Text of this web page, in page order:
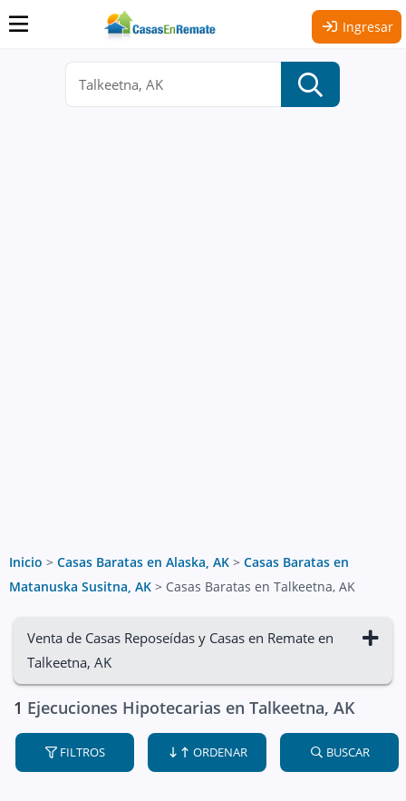
Ingresar
Inicio > Casas Baratas en Alaska, AK > Casas Baratas en
Matanuska Susitna, AK > Casas Baratas en Talkeetna, AK
Venta de Casas Reposeídas y Casas en Remate en
Talkeetna, AK
1 Ejecuciones Hipotecarias en Talkeetna, AK
FILTROS ORDENAR BUSCAR